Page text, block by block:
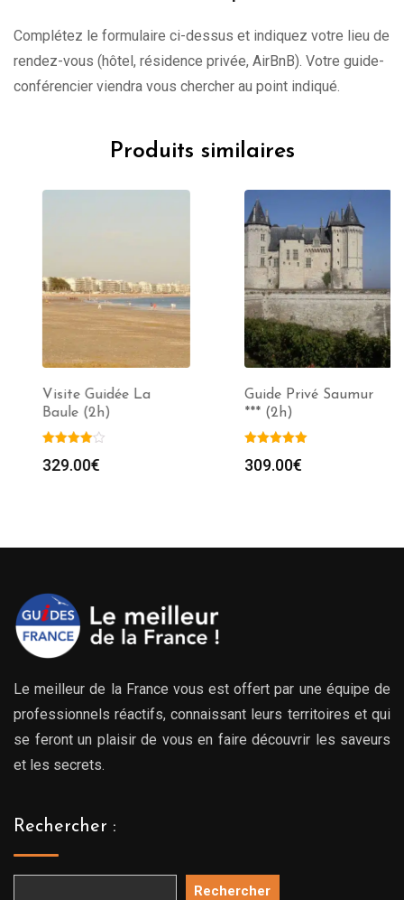
Complétez le formulaire ci-dessus et indiquez votre lieu de
rendez-vous (hôtel, résidence privée, AirBnB). Votre guide-
conférencier viendra vous chercher au point indiqué.
Produits similaires
Visite Guidée La
Baule (2h)
329.00€
Guide Privé Saumur
*** (2h)
309.00€
Le meilleur de la France vous est offert par une équipe de
professionnels réactifs, connaissant leurs territoires et qui
se feront un plaisir de vous en faire découvrir les saveurs
et les secrets.
Rechercher :
Rechercher